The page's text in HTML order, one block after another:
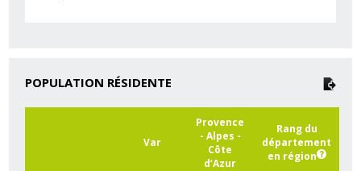
POPULATION RÉSIDENTE
Var
Provence
- Alpes -
Côte
d’Azur
Rang du
département
en région